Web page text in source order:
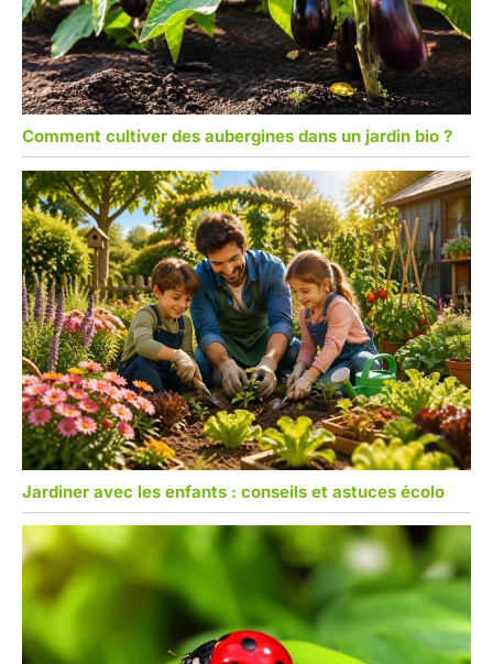
Comment cultiver des aubergines dans un jardin bio ?
Jardiner avec les enfants : conseils et astuces écolo